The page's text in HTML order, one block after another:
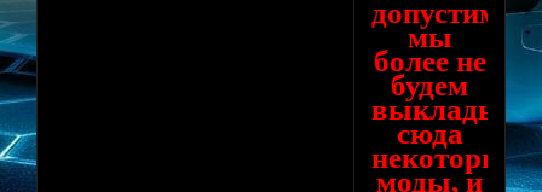
допустим)
мы
более не
будем
сюда
некоторые
моды, и